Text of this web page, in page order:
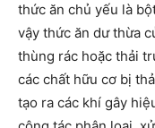
thức ăn chủ yếu là
vậy thức ăn dư thừa
thùng rác hoặc thải
các chất hữu cơ bị
tạo ra các khí gây